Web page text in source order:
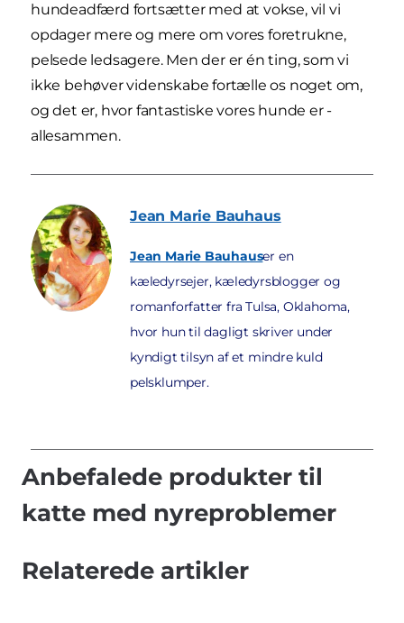
hundeadfærd fortsætter med at vokse, vil vi
opdager mere og mere om vores foretrukne,
pelsede ledsagere. Men der er én ting, som vi
ikke behøver videnskabe fortælle os noget om,
og det er, hvor fantastiske vores hunde er -
allesammen.
Jean Marie Bauhaus
Jean Marie Bauhauser en
kæledyrsejer, kæledyrsblogger og
romanforfatter fra Tulsa, Oklahoma,
hvor hun til dagligt skriver under
kyndigt tilsyn af et mindre kuld
pelsklumper.
Anbefalede produkter til
katte med nyreproblemer
Relaterede artikler